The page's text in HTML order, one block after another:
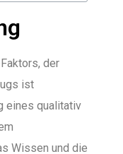
der
ist
eines qualitativ
Wissen und die